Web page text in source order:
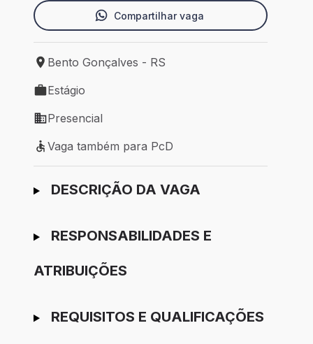
Compartilhar vaga
Local de trabalho: Bento Gonçalves - RS
Bento Gonçalves - RS
Tipo de vaga: Estágio
Estágio
Modelo de trabalho: Presencial
Presencial
Vaga também para PcD
Vaga também para PcD
Ir para candidatura
DESCRIÇÃO DA VAGA
RESPONSABILIDADES E
ATRIBUIÇÕES
REQUISITOS E QUALIFICAÇÕES